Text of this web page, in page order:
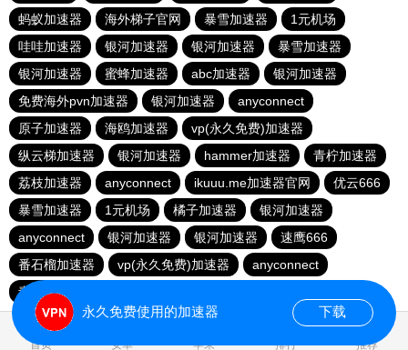
蚂蚁加速器
海外梯子官网 暴雪加速器
1元机场
哇哇加速器
银河加速器 银河加速器
暴雪加速器
银河加速器
蜜蜂加速器 abc加速器
银河加速器
免费海外pvn加速器
银河加速器
anyconnect
原子加速器
海鸥加速器
vp(永久免费)加速器
纵云梯加速器
银河加速器 hammer加速器
青柠加速器
荔枝加速器
anyconnect ikuuu.me加速器官网
优云666
暴雪加速器
1元机场 橘子加速器
银河加速器
anyconnect
银河加速器 银河加速器
速鹰666
番石榴加速器
vp(永久免费)加速器
anyconnect
青柠加速器
首页 安卓 苹果 排行 推荐
永久免费使用的加速器 下载
1.648681s